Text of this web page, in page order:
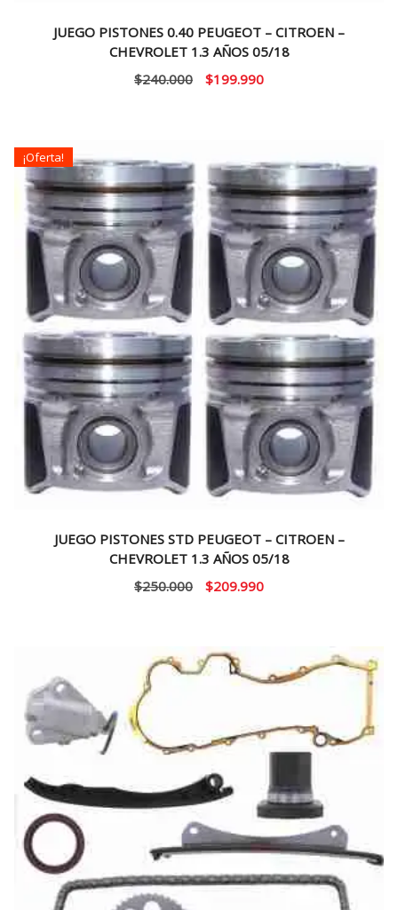
JUEGO PISTONES 0.40 PEUGEOT – CITROEN –
CHEVROLET 1.3 AÑOS 05/18
$240.000
El
$240.000.
$199.990El
$199.990.
¡Oferta!
JUEGO PISTONES STD PEUGEOT – CITROEN –
CHEVROLET 1.3 AÑOS 05/18
$250.000
El
era:
$250.000.
$209.990El
$209.990.